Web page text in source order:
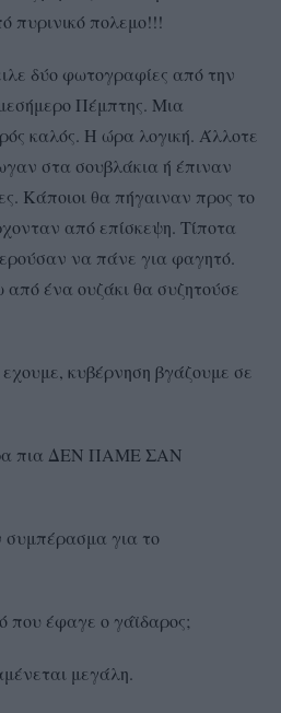
πυρινικό πολεμο!!!
δύο φωτογραφίες από την
Πέμπτης. Μια
καλός. Η ώρα λογική. Άλλοτε
στα σουβλάκια ή έπιναν
Κάποιοι θα πήγαιναν προς το
από επίσκεψη. Τίποτα
να πάνε για φαγητό.
ένα ουζάκι θα συζητούσε
κυβέρνηση βγάζουμε σε
πια ΔΕΝ ΠΑΜΕ ΣΑΝ
συμπέρασμα για το
που έφαγε ο γάϊδαρος;
μεγάλη.